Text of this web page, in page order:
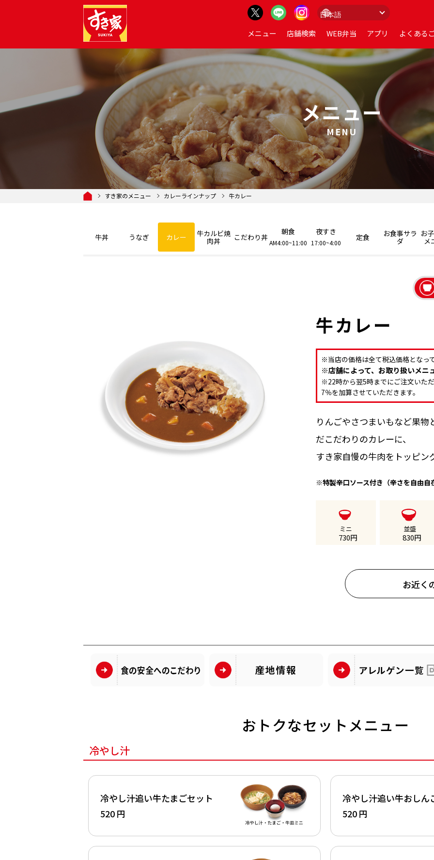
メニュー 店舗検索 WEB弁当 アプリ よくある
メニュー
MENU
すき家のメニュー カレーラインナップ 牛カレー
牛丼 うなぎ カレー
牛カルビ焼
肉丼
こだわり丼
朝食
AM4:00~11:00
夜すき
17:00~4:00
定食
お食事サラ
ダ
お
メ
牛カレー
※当店の価格は全て税込価格となっ
※店舗によって、お取り扱いメニ
※22時から翌5時までにご注文いた
7％を加算させていただきます。
りんごやさつまいもなど果
だこだわりのカレーに、
すき家自慢の牛肉をトッピン
※特製辛口ソース付き（辛さを自由自
ミニ
730円
並盛
830円
お近く
おトクなセットメニュー
冷やし汁
冷やし汁追い牛たまごセット
520 円
冷やし汁追い牛おしん
520 円